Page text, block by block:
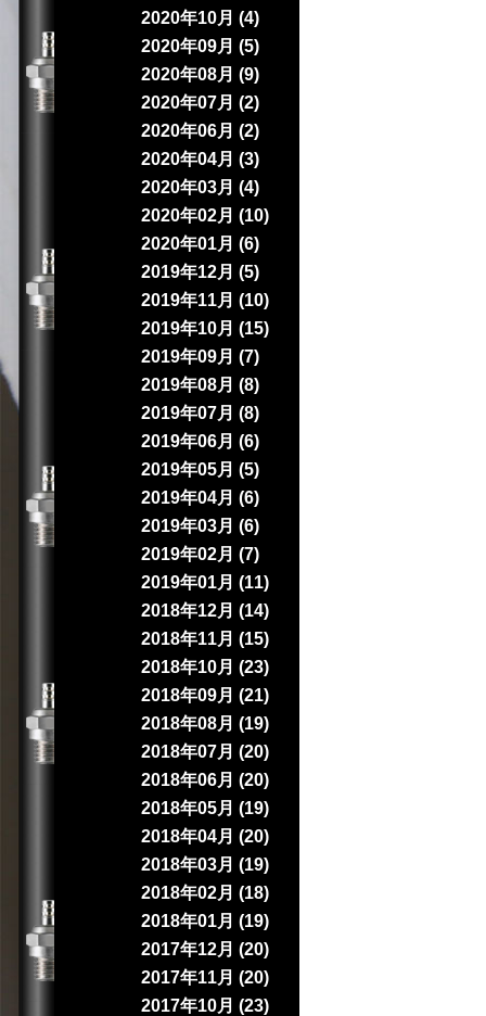
2020年10月 (4)
2020年09月 (5)
2020年08月 (9)
2020年07月 (2)
2020年06月 (2)
2020年04月 (3)
2020年03月 (4)
2020年02月 (10)
2020年01月 (6)
2019年12月 (5)
2019年11月 (10)
2019年10月 (15)
2019年09月 (7)
2019年08月 (8)
2019年07月 (8)
2019年06月 (6)
2019年05月 (5)
2019年04月 (6)
2019年03月 (6)
2019年02月 (7)
2019年01月 (11)
2018年12月 (14)
2018年11月 (15)
2018年10月 (23)
2018年09月 (21)
2018年08月 (19)
2018年07月 (20)
2018年06月 (20)
2018年05月 (19)
2018年04月 (20)
2018年03月 (19)
2018年02月 (18)
2018年01月 (19)
2017年12月 (20)
2017年11月 (20)
2017年10月 (23)